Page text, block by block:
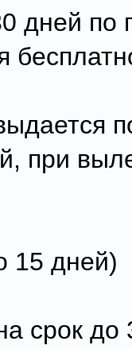
дней по
при
15 дней)
срок до